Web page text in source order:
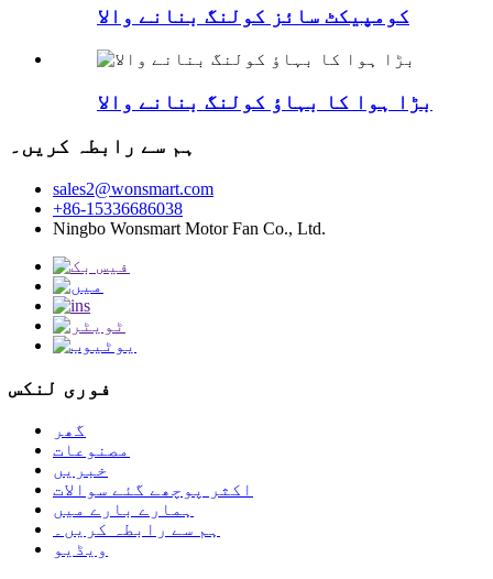
کومپیکٹ سائز کولنگ بنانے والا
بڑا ہوا کا بہاؤ کولنگ بنانے والا
ہم سے رابطہ کریں۔
sales2@wonsmart.com
+86-15336686038
Ningbo Wonsmart Motor Fan Co., Ltd.
فوری لنکس
گھر
مصنوعات
خبریں
اکثر پوچھے گئے سوالات
ہمارے بارے میں
ہم سے رابطہ کریں۔
ویڈیو